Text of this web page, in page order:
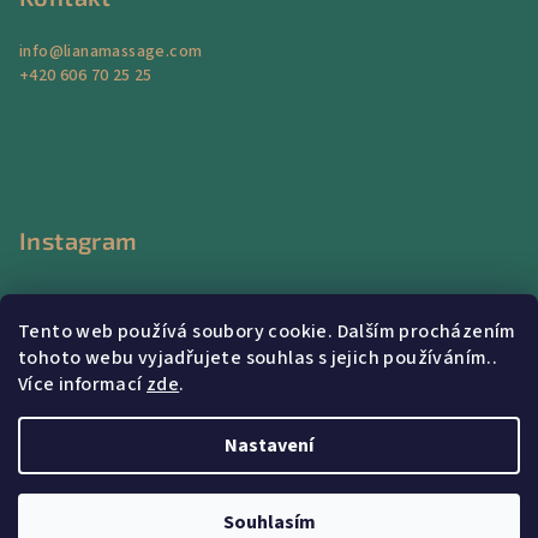
Tento web používá soubory cookie. Dalším procházením
tohoto webu vyjadřujete souhlas s jejich používáním..
Více informacízde.
Nastavení
Souhlasím
info@lianamassage.com
+420 606 70 25 25
Instagram